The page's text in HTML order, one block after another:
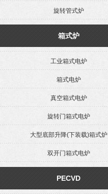
旋转管式炉
箱式炉
工业箱式电炉
箱式电炉
真空箱式电炉
旋转门箱式电炉
大型底部升降(下装载)箱式炉
双开门箱式电炉
PECVD